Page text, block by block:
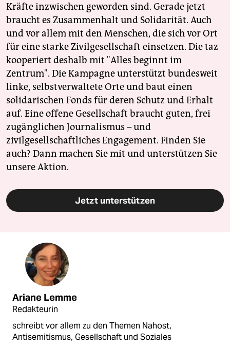
Kräfte inzwischen geworden sind. Gerade jetzt
braucht es Zusammenhalt und Solidarität. Auch
und vor allem mit den Menschen, die sich vor Ort
für eine starke Zivilgesellschaft einsetzen. Die taz
kooperiert deshalb mit "Alles beginnt im
Zentrum". Die Kampagne unterstützt bundesweit
linke, selbstverwaltete Orte und baut einen
solidarischen Fonds für deren Schutz und Erhalt
auf. Eine offene Gesellschaft braucht guten, frei
zugänglichen Journalismus – und
zivilgesellschaftliches Engagement. Finden Sie
auch? Dann machen Sie mit und unterstützen Sie
unsere Aktion.
Jetzt unterstützen
Ariane Lemme
Redakteurin
schreibt vor allem zu den Themen Nahost,
Antisemitismus, Gesellschaft und Soziales